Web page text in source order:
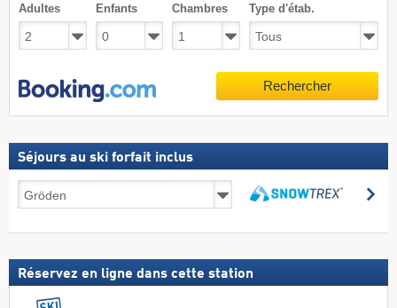
Adultes Enfants Chambres Type d'étab.
Rechercher
Séjours au ski forfait inclus
au
forfait
Réservez en ligne dans cette station